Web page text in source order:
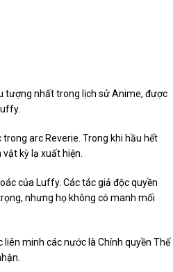
tượng nhất trong lịch sử Anime, được
arc Reverie. Trong khi hầu hết
kỳ lạ xuất hiện.
của Luffy. Các tác giả độc quyền
nhưng họ không có manh mối
liên minh các nước là Chính quyền Thế